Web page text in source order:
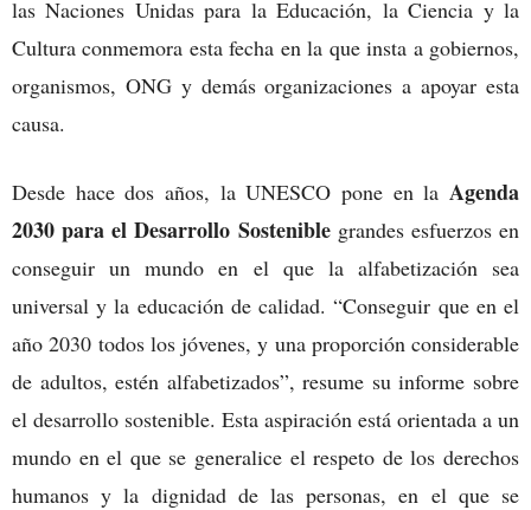
las Naciones Unidas para la Educación, la Ciencia y la
Cultura conmemora esta fecha en la que insta a gobiernos,
organismos, ONG y demás organizaciones a apoyar esta
causa.
Desde hace dos años, la UNESCO pone en la Agenda
2030 para el Desarrollo Sosteniblegrandes esfuerzos en
conseguir un mundo en el que la alfabetización sea
universal y la educación de calidad. “Conseguir que en el
año 2030 todos los jóvenes, y una proporción considerable
de adultos, estén alfabetizados”, resume su informe sobre
el desarrollo sostenible. Esta aspiración está orientada a un
mundo en el que se generalice el respeto de los derechos
humanos y la dignidad de las personas, en el que se